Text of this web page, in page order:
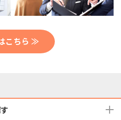
こちら ≫